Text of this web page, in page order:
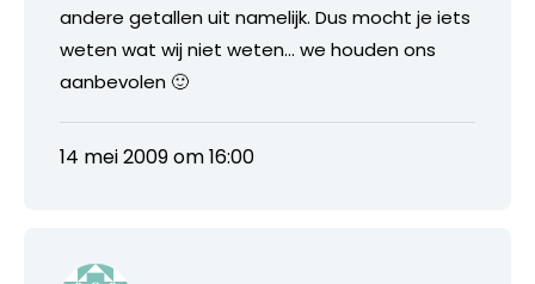
andere getallen uit namelijk. Dus mocht je iets
weten wat wij niet weten… we houden ons
aanbevolen 🙂
14 mei 2009 om 16:00